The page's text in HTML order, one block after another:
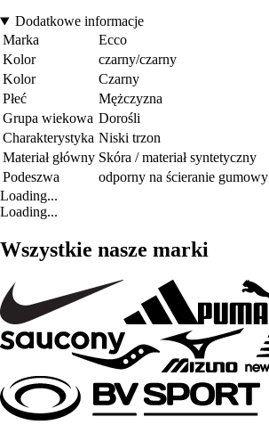
Dodatkowe informacje
Marka
Ecco
Kolor
czarny/czarny
Kolor
Czarny
Płeć
Mężczyzna
Grupa wiekowa Dorośli
Charakterystyka Niski trzon
Materiał główny Skóra / materiał syntetyczny
Podeszwa
odporny na ścieranie gumowy
Loading...
Loading...
Wszystkie nasze marki